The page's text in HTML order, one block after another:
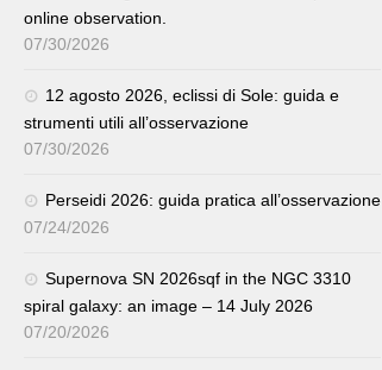
online observation.
07/30/2026
12 agosto 2026, eclissi di Sole: guida e
strumenti utili all’osservazione
07/30/2026
Perseidi 2026: guida pratica all’osservazione
07/24/2026
Supernova SN 2026sqf in the NGC 3310
spiral galaxy: an image – 14 July 2026
07/20/2026